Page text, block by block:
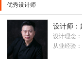
优秀设计师
设计师：
设计理念
从业经验